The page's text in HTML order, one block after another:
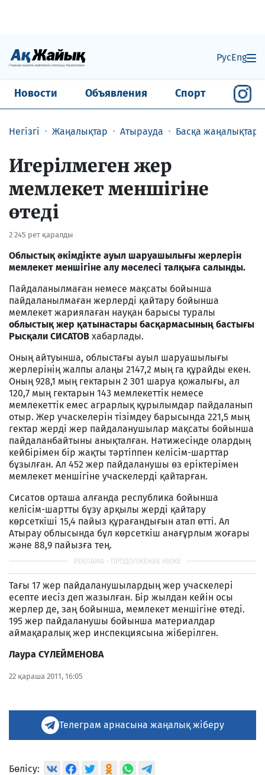
РусEng
Новости Объявления Спорт
Негізгі Жаңалықтар Атырауда Басқа жаңалықтар
Игерілмеген жер
мемлекет меншігіне
өтеді
2 245 рет қаралды
Облыстық әкімдікте ауыл шаруашылығы жерлерін
мемлекет меншігіне алу мәселесі талқыға салынды.
Пайдаланылмаған немесе мақсаты бойынша
пайдаланылмаған жерлерді қайтару бойынша
мемлекет жариялаған науқан барысы туралы
облыстық жер қатынастары басқармасының бастығы
Рысқали СИСАТОВ хабарлады.
Оның айтуынша, облыстағы ауыл шаруашылығы
жерлерінің жалпы алаңы 2147,2 мың га құрайды екен.
Оның 928,1 мың гектарын 2 301 шаруа қожалығы, ал
120,7 мың гектарын 143 мемлекеттік немесе
мемлекеттік емес аграрлық құрылымдар пайдаланып
отыр. Жер учаскелерін тізімдеу барысында 221,5 мың
гектар жерді жер пайдаланушылар мақсаты бойынша
пайдаланбайтыны анықталған. Нәтижесінде олардың
кейбірімен бір жақты тәртіппен келісім-шарттар
бұзылған. Ал 452 жер пайдаланушы өз еріктерімен
мемлекет меншігіне учаскелерді қайтарған.
Сисатов орташа алғанда республика бойынша
келісім-шартты бұзу арқылы жерді қайтару
көрсеткіші 15,4 пайыз құрағандығын атап өтті. Ал
Атырау облысында бұл көрсеткіш анағұрлым жоғары
және 88,9 пайызға тең.
Тағы 17 жер пайдаланушылардың жер учаскелері
есепте иесіз деп жазылған. Бір жылдан кейін осы
жерлер де, заң бойынша, мемлекет меншігіне өтеді.
195 жер пайдаланушы бойынша материалдар
аймақаралық жер инспекциясына жіберілген.
Лаура СҮЛЕЙМЕНОВА
22 қараша 2011, 16:05
Телеграм арнасына жаңалық жіберу
Бөлісу: